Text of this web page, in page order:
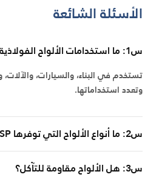
الأسئلة الشائعة
س1: ما استخدامات الألواح الفولاذية؟
تستخدم في البناء، والسيارات،
وتعدد استخداماتها.
س2: ما أنواع الألواح التي توفرها MSP؟
س3: هل الألواح مقاومة للتآكل؟